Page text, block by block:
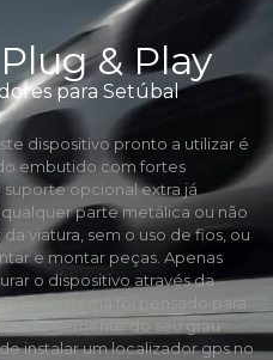
& Play
para Setúbal
dispositivo pronto a utilizar é
embutido com fortes
suporte opcional extra já
parte metálica ou não
viatura, sem o uso de fios, ou
e montar peças. Apenas
o dispositivo através da
Este sistema foi pensado para
do seu grau
instalar um localizador gps no